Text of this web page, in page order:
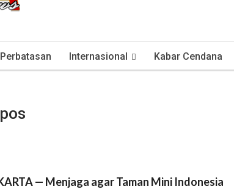
Perbatasan Internasional Kabar Cendana
Antisipasi COVID-19
— Menjaga agar Taman Mini Indonesia